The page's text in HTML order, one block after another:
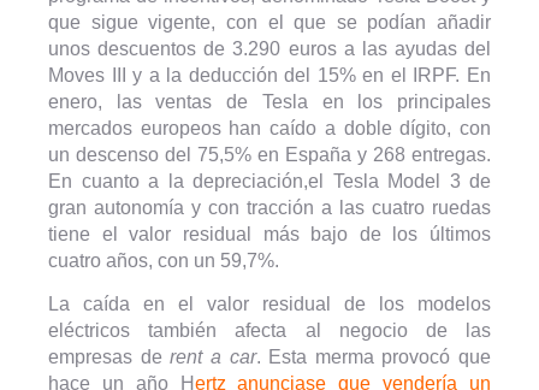
que sigue vigente, con el que se podían añadir
unos descuentos de 3.290 euros a las ayudas del
Moves III y a la deducción del 15% en el IRPF. En
enero, las ventas de Tesla en los principales
mercados europeos han caído a doble dígito, con
un descenso del 75,5% en España y 268 entregas.
En cuanto a la depreciación,el Tesla Model 3 de
gran autonomía y con tracción a las cuatro ruedas
tiene el valor residual más bajo de los últimos
cuatro años, con un 59,7%.
La caída en el valor residual de los modelos
eléctricos también afecta al negocio de las
empresas derent a car. Esta merma provocó que
hace un año Hertz anunciase que vendería un